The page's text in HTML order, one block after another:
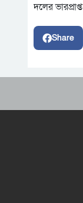
দলের
Share